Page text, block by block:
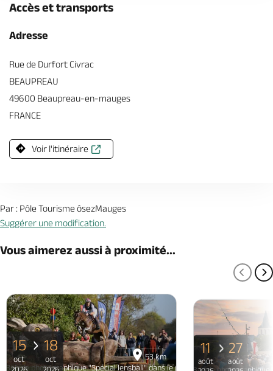
Accès et transports
Adresse
Rue de Durfort Civrac
BEAUPREAU
49600 Beaupreau-en-mauges
FRANCE
Voir l'itinéraire
Par : Pôle Tourisme ôsezMauges
Suggérer une modification.
Vous aimerez aussi à proximité...
53 km
Balade photographique "Spécial lensball" dans le parc de Beaupreau
15
oct
18
oct
Balade photographique
11
août
27
août